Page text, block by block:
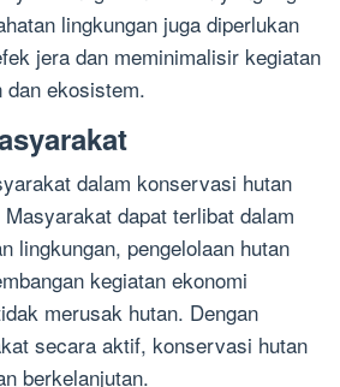
lingkungan juga diperlukan
jera dan meminimalisir kegiatan
dan ekosistem.
dalam konservasi hutan
dapat terlibat dalam
lingkungan, pengelolaan hutan
kegiatan ekonomi
merusak hutan. Dengan
secara aktif, konservasi hutan
berkelanjutan.